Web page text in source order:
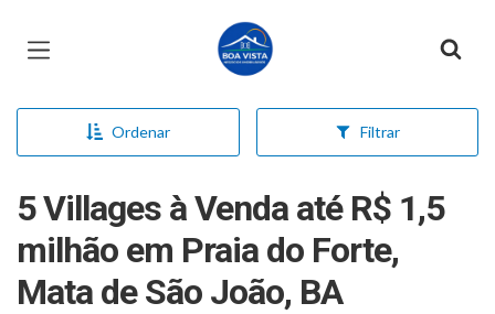
Página inicial
Ordenar Filtrar
5 Villages à Venda até R$ 1,5
milhão em Praia do Forte,
Mata de São João, BA